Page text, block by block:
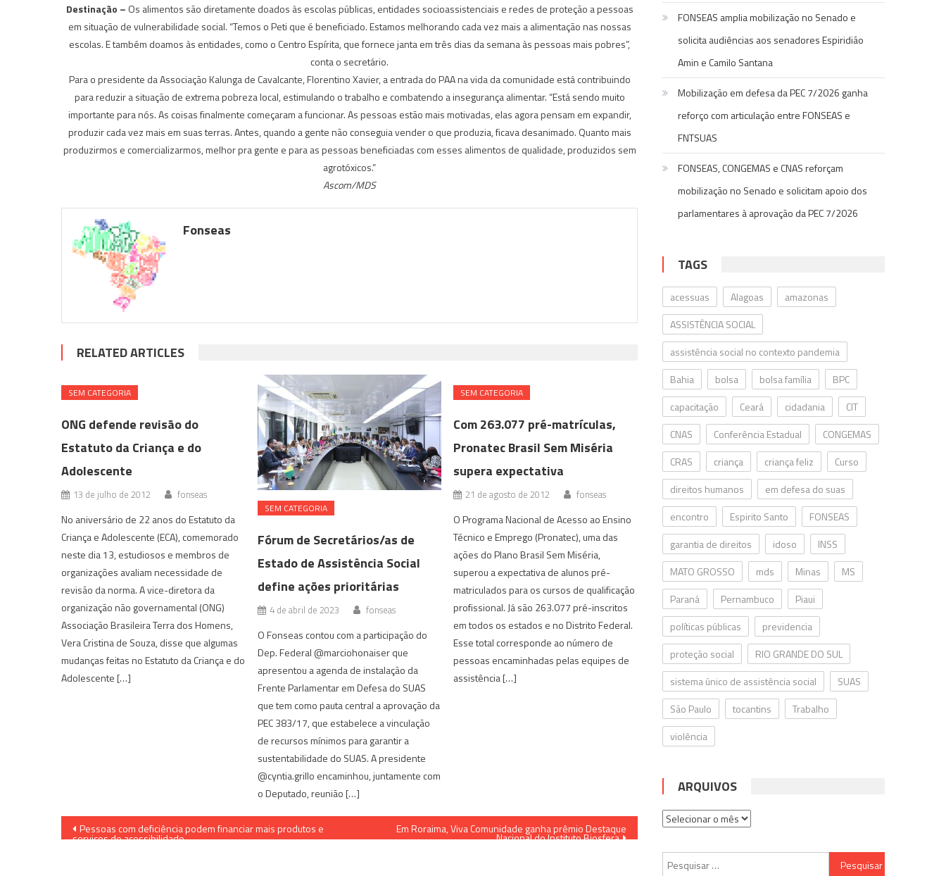
Destinação – Os alimentos são diretamente doados às escolas públicas, entidades socioassistenciais e redes de proteção a pessoas
em situação de vulnerabilidade social. “Temos o Peti que é beneficiado. Estamos melhorando cada vez mais a alimentação nas nossas
escolas. E também doamos às entidades, como o Centro Espírita, que fornece janta em três dias da semana às pessoas mais pobres”,
conta o secretário.
Para o presidente da Associação Kalunga de Cavalcante, Florentino Xavier, a entrada do PAA na vida da comunidade está contribuindo
para reduzir a situação de extrema pobreza local, estimulando o trabalho e combatendo a insegurança alimentar. “Está sendo muito
importante para nós. As coisas finalmente começaram a funcionar. As pessoas estão mais motivadas, elas agora pensam em expandir,
produzir cada vez mais em suas terras. Antes, quando a gente não conseguia vender o que produzia, ficava desanimado. Quanto mais
produzirmos e comercializarmos, melhor pra gente e para as pessoas beneficiadas com esses alimentos de qualidade, produzidos sem
agrotóxicos.”
Ascom/MDS
Fonseas
RELATED ARTICLES
SEM CATEGORIA
ONG defende revisão do
Estatuto da Criança e do
Adolescente
13 de julho de 2012 fonseas
No aniversário de 22 anos do Estatuto da
Criança e Adolescente (ECA), comemorado
neste dia 13, estudiosos e membros de
organizações avaliam necessidade de
revisão da norma. A vice-diretora da
organização não governamental (ONG)
Associação Brasileira Terra dos Homens,
Vera Cristina de Souza, disse que algumas
mudanças feitas no Estatuto da Criança e do
Adolescente […]
SEM CATEGORIA
Fórum de Secretários/as de
Estado de Assistência Social
define ações prioritárias
4 de abril de 2023 fonseas
O Fonseas contou com a participação do
Dep. Federal @marciohonaiser que
apresentou a agenda de instalação da
Frente Parlamentar em Defesa do SUAS
que tem como pauta central a aprovação da
PEC 383/17, que estabelece a vinculação
de recursos mínimos para garantir a
sustentabilidade do SUAS. A presidente
@cyntia.grillo encaminhou, juntamente com
o Deputado, reunião […]
SEM CATEGORIA
Com 263.077 pré-matrículas,
Pronatec Brasil Sem Miséria
supera expectativa
21 de agosto de 2012 fonseas
O Programa Nacional de Acesso ao Ensino
Técnico e Emprego (Pronatec), uma das
ações do Plano Brasil Sem Miséria,
superou a expectativa de alunos pré-
matriculados para os cursos de qualificação
profissional. Já são 263.077 pré-inscritos
em todos os estados e no Distrito Federal.
Esse total corresponde ao número de
pessoas encaminhadas pelas equipes de
assistência […]
Navegação
Pessoas com deficiência podem financiar mais produtos e
serviços de acessibilidade
Em Roraima, Viva Comunidade ganha prêmio Destaque
Nacional do Instituto Biosfera
FONSEAS amplia mobilização no Senado e
solicita audiências aos senadores Espiridião
Amin e Camilo Santana
Mobilização em defesa da PEC 7/2026 ganha
reforço com articulação entre FONSEAS e
FNTSUAS
FONSEAS, CONGEMAS e CNAS reforçam
mobilização no Senado e solicitam apoio dos
parlamentares à aprovação da PEC 7/2026
TAGS
acessuas Alagoas
amazonas
ASSISTÊNCIA SOCIAL
assistência social no contexto pandemia
Bahia
bolsa bolsa família
BPC
capacitação
Ceará cidadania
CIT
CNAS
Conferência Estadual
CONGEMAS
CRAS
criança criança feliz
Curso
direitos humanos
em defesa do suas
encontro
Espirito Santo
FONSEAS
garantia de direitos
idoso
INSS
MATO GROSSO
mds Minas
MS
Paraná
Pernambuco
Piaui
políticas públicas
previdencia
proteção social
RIO GRANDE DO SUL
sistema único de assistência social
SUAS
São Paulo
tocantins
Trabalho
violência
ARQUIVOS
Arquivos
Pesquisar